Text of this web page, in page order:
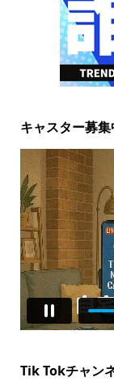
キャスター募集
Tik Tokチャン